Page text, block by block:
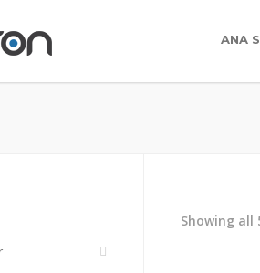
ANA
Showing all